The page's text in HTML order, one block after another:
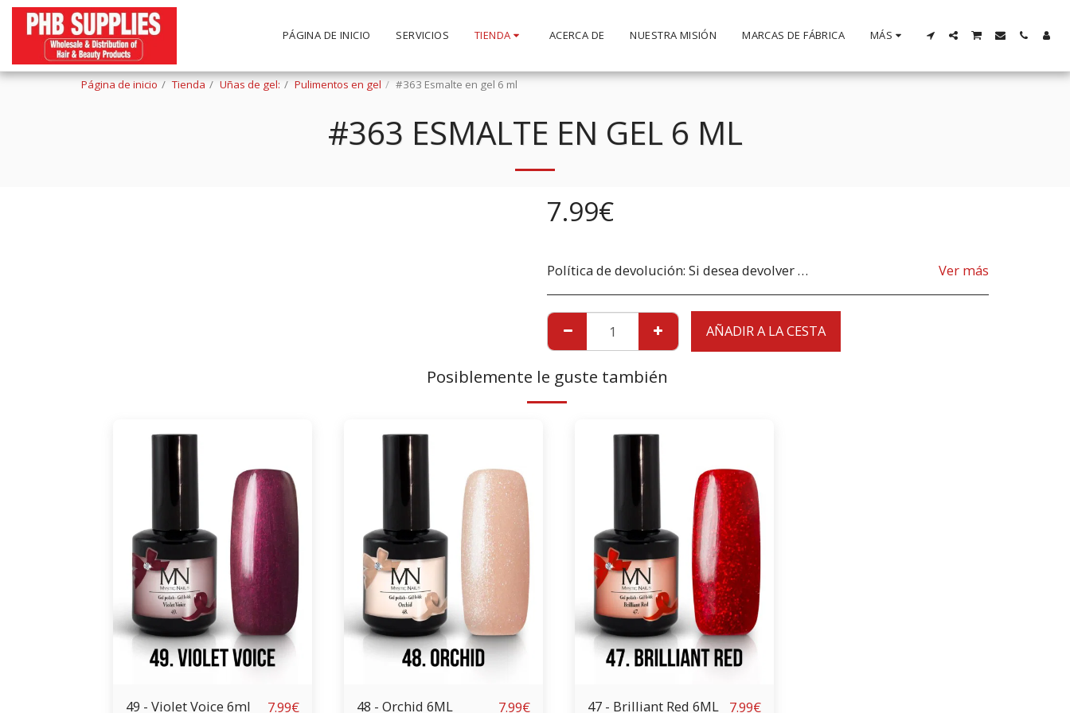
PÁGINA DE INICIO SERVICIOS TIENDA ACERCA DE NUESTRA MISIÓN MARCAS DE FÁBRICA MÁS
Página de inicio Tienda Uñas de gel: Pulimentos en gel #363 Esmalte en gel 6 ml
#363 ESMALTE EN GEL 6 ML
7.99€
Política de devolución: Si desea devolver un producto debido a daños, debe informarnos inmediatamente antes de devolverlo. Si desea devolver los productos debido a un producto incorrecto suministrado, el producto debe ser enviado desde nuestra tienda. para aclarar cualquier posible devolución, contáctenos antes de devolver el producto, todas las devoluciones son a su cargo, el cliente. Ver más
AÑADIR A LA CESTA
Posiblemente le guste también
49 - Violet Voice 6ml 7.99€ 48 - Orchid 6ML 7.99€ 47 - Brilliant Red 6ML 7.99€